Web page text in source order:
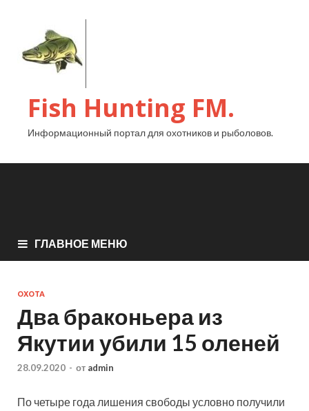
Fish Hunting FM.
Информационный портал для охотников и рыболовов.
ГЛАВНОЕ МЕНЮ
ОХОТА
Два браконьера из
Якутии убили 15 оленей
28.09.2020 - от admin
По четыре года лишения свободы условно получили